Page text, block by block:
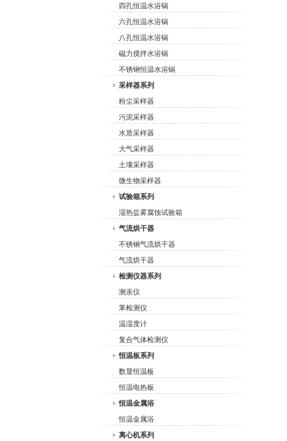
四孔恒温水浴锅
六孔恒温水浴锅
八孔恒温水浴锅
磁力搅拌水浴锅
不锈钢恒温水浴锅
采样器系列
粉尘采样器
污泥采样器
水质采样器
大气采样器
土壤采样器
微生物采样器
试验箱系列
湿热盐雾腐蚀试验箱
气流烘干器
不锈钢气流烘干器
气流烘干器
检测仪器系列
测汞仪
苯检测仪
温湿度计
复合气体检测仪
恒温板系列
数显恒温板
恒温电热板
恒温金属浴
恒温金属浴
离心机系列